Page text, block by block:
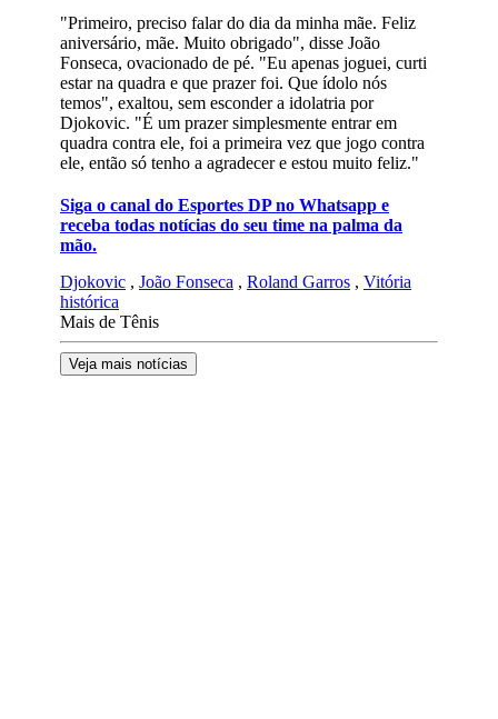
"Primeiro, preciso falar do dia da minha mãe. Feliz
aniversário, mãe. Muito obrigado", disse João
Fonseca, ovacionado de pé. "Eu apenas joguei, curti
estar na quadra e que prazer foi. Que ídolo nós
temos", exaltou, sem esconder a idolatria por
Djokovic. "É um prazer simplesmente entrar em
quadra contra ele, foi a primeira vez que jogo contra
ele, então só tenho a agradecer e estou muito feliz."
Siga o canal do Esportes DP no Whatsapp e
receba todas notícias do seu time na palma da
mão.
Djokovic , João Fonseca , Roland Garros , Vitória
histórica
Mais de Tênis
Veja mais notícias